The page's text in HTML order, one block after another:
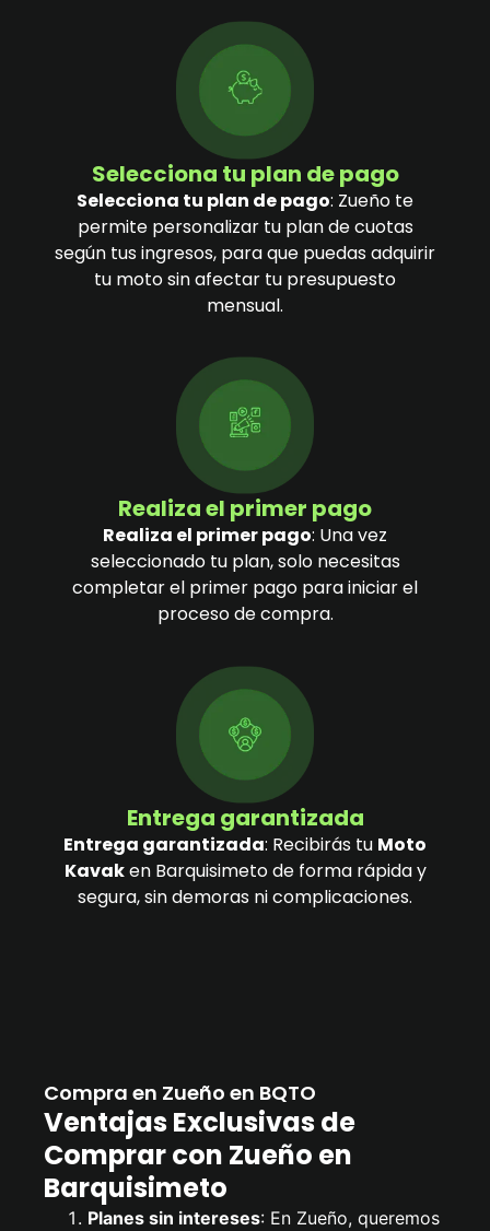
Selecciona tu plan de pago
Selecciona tu plan de pago: Zueño te
permite personalizar tu plan de cuotas
según tus ingresos, para que puedas adquirir
tu moto sin afectar tu presupuesto
mensual.
Realiza el primer pago
Realiza el primer pago: Una vez
seleccionado tu plan, solo necesitas
completar el primer pago para iniciar el
proceso de compra.
Entrega garantizada
Entrega garantizada: Recibirás tu Moto
Kavaken Barquisimeto de forma rápida y
segura, sin demoras ni complicaciones.
Compra en Zueño en BQTO
Ventajas Exclusivas de
Comprar con Zueño en
Barquisimeto
Planes sin intereses: En Zueño, queremos